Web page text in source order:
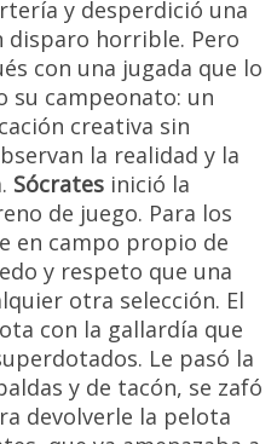
y desperdició una
disparo horrible. Pero
con una jugada que lo
su campeonato: un
creativa sin
la realidad y la
Sócrates inició la
de juego. Para los
en campo propio de
y respeto que una
otra selección. El
con la gallardía que
Le pasó la
y de tacón, se zafó
devolverle la pelota